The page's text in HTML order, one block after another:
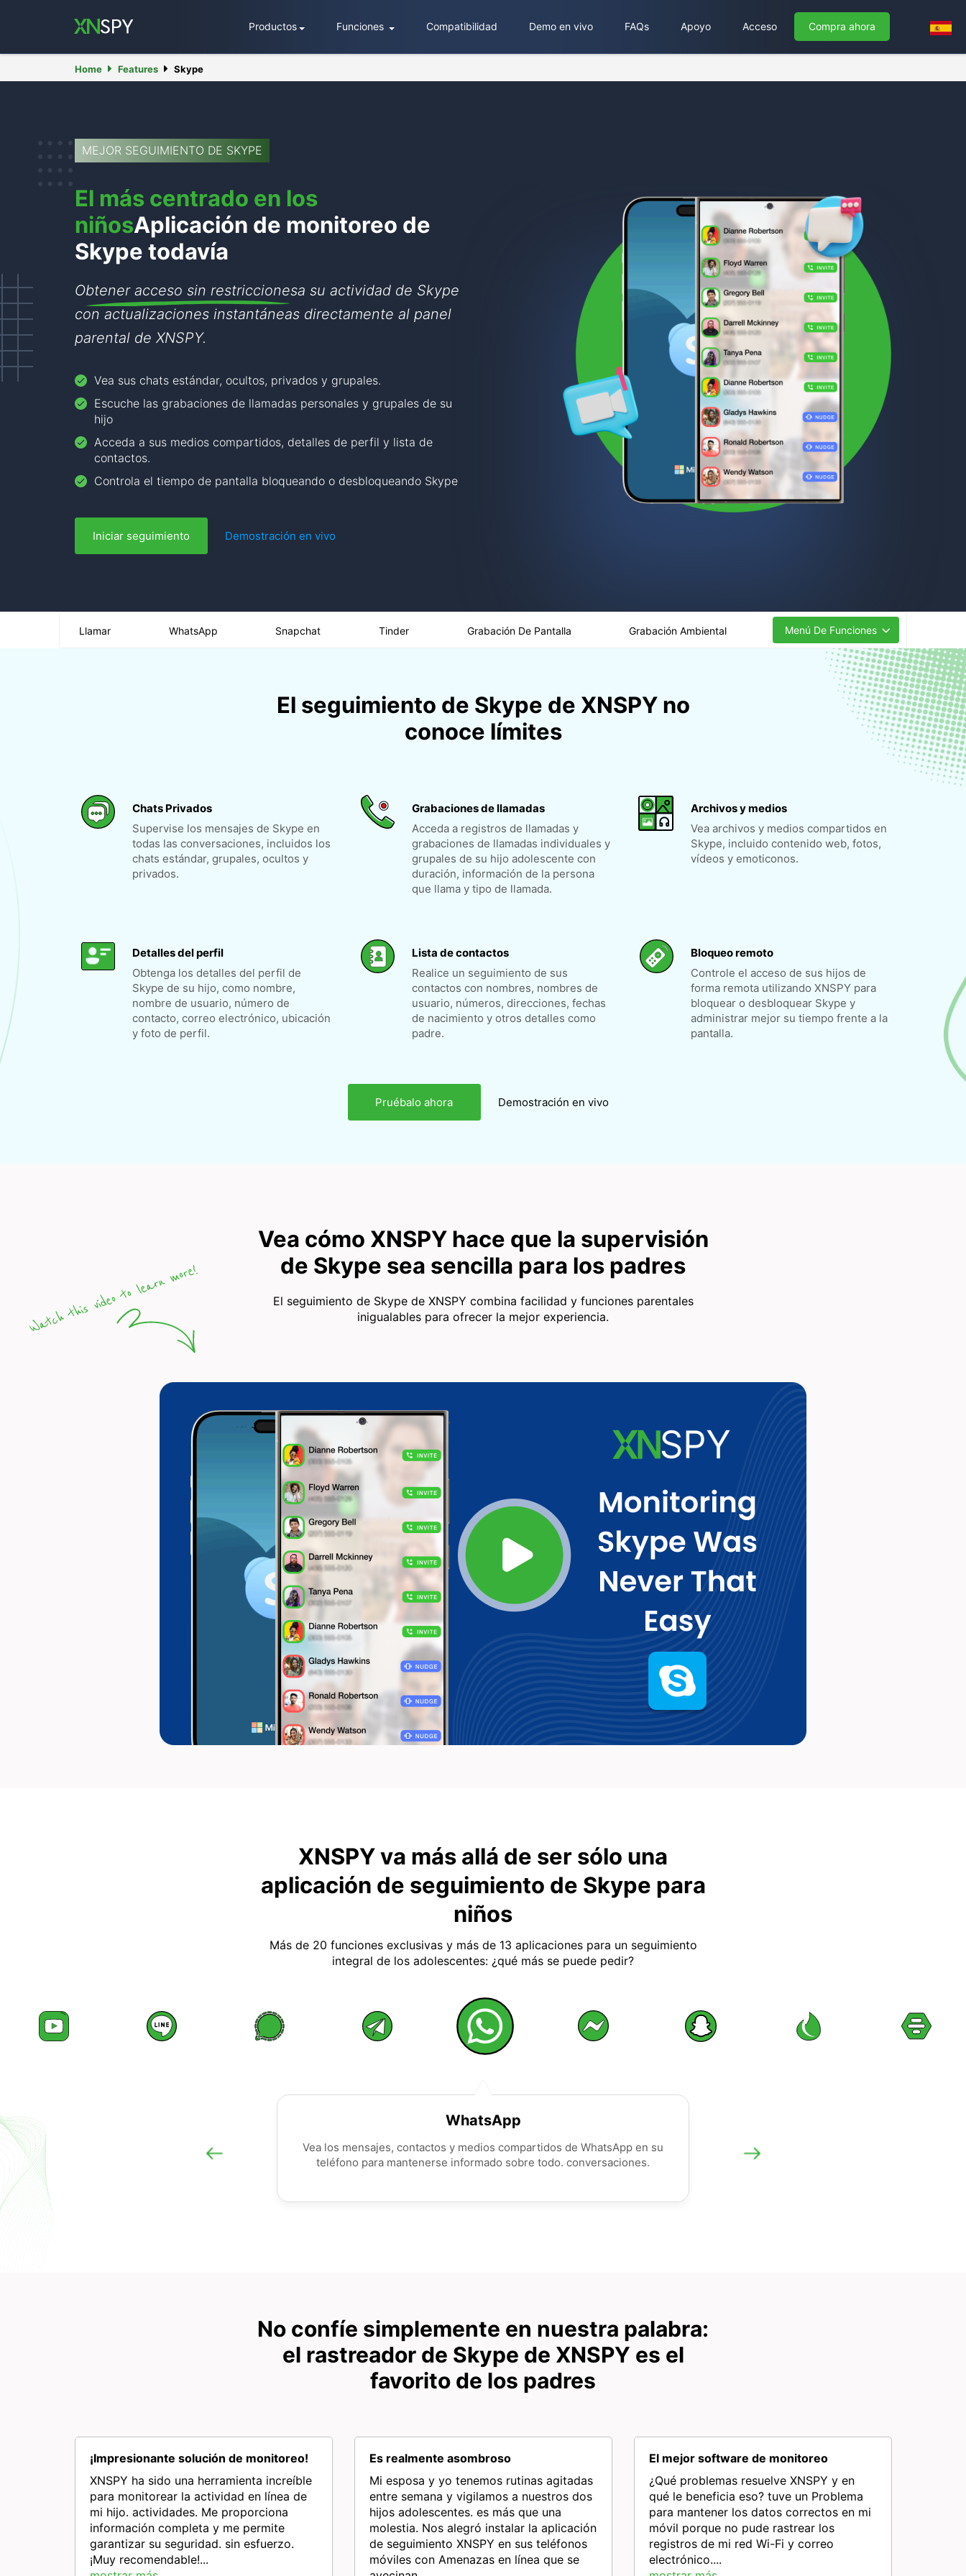
Productos Funciones Compatibilidad Demo en vivo FAQs Apoyo Acceso Compra ahora
Home Features Skype
MEJOR SEGUIMIENTO DE SKYPE
El más centrado en los
niñosAplicación de monitoreo de
Skype todavía
Obtener acceso sin restriccionesa su actividad de Skype
con actualizaciones instantáneas directamente al panel
parental de XNSPY.
Vea sus chats estándar, ocultos, privados y grupales.
Escuche las grabaciones de llamadas personales y grupales de su
hijo
Acceda a sus medios compartidos, detalles de perfil y lista de
contactos.
Controla el tiempo de pantalla bloqueando o desbloqueando Skype
Iniciar seguimiento Demostración en vivo
Llamar WhatsApp Snapchat Tinder Grabación De Pantalla Grabación Ambiental Menú De Funciones
El seguimiento de Skype de XNSPY no
conoce límites
Chats Privados
Supervise los mensajes de Skype en
todas las conversaciones, incluidos los
chats estándar, grupales, ocultos y
privados.
Grabaciones de llamadas
Acceda a registros de llamadas y
grabaciones de llamadas individuales y
grupales de su hijo adolescente con
duración, información de la persona
que llama y tipo de llamada.
Archivos y medios
Vea archivos y medios compartidos en
Skype, incluido contenido web, fotos,
vídeos y emoticonos.
Detalles del perfil
Obtenga los detalles del perfil de
Skype de su hijo, como nombre,
nombre de usuario, número de
contacto, correo electrónico, ubicación
y foto de perfil.
Lista de contactos
Realice un seguimiento de sus
contactos con nombres, nombres de
usuario, números, direcciones, fechas
de nacimiento y otros detalles como
padre.
Bloqueo remoto
Controle el acceso de sus hijos de
forma remota utilizando XNSPY para
bloquear o desbloquear Skype y
administrar mejor su tiempo frente a la
pantalla.
Pruébalo ahora Demostración en vivo
Vea cómo XNSPY hace que la supervisión
de Skype sea sencilla para los padres
El seguimiento de Skype de XNSPY combina facilidad y funciones parentales
inigualables para ofrecer la mejor experiencia.
XNSPY va más allá de ser sólo una
aplicación de seguimiento de Skype para
niños
Más de 20 funciones exclusivas y más de 13 aplicaciones para un seguimiento
integral de los adolescentes: ¿qué más se puede pedir?
WhatsApp
Vea los mensajes, contactos y medios compartidos de WhatsApp en su
teléfono para mantenerse informado sobre todo. conversaciones.
No confíe simplemente en nuestra palabra:
el rastreador de Skype de XNSPY es el
favorito de los padres
¡Impresionante solución de monitoreo!
XNSPY ha sido una herramienta increíble
para monitorear la actividad en línea de
mi hijo. actividades. Me proporciona
información completa y me permite
garantizar su seguridad. sin esfuerzo.
¡Muy recomendable!...
Es realmente asombroso
Mi esposa y yo tenemos rutinas agitadas
entre semana y vigilamos a nuestros dos
hijos adolescentes. es más que una
molestia. Nos alegró instalar la aplicación
de seguimiento XNSPY en sus teléfonos
móviles con Amenazas en línea que se
El mejor software de monitoreo
¿Qué problemas resuelve XNSPY y en
qué le beneficia eso? tuve un Problema
para mantener los datos correctos en mi
móvil porque no pude rastrear los
registros de mi red Wi-Fi y correo
electrónico....